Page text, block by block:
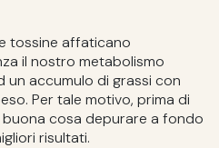
tossine affaticano
il nostro metabolismo
un accumulo di grassi con
Per tale motivo, prima di
cosa depurare a fondo
risultati.